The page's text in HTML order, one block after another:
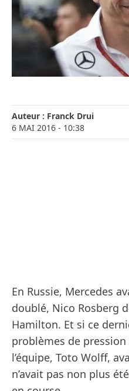
Auteur : Franck Drui
6 MAI 2016 - 10:38
En Russie, Mercedes
doublé, Nico Rosberg
Hamilton. Et si ce
problèmes de pression
l’équipe, Toto Wolff,
n’avait pas non plus